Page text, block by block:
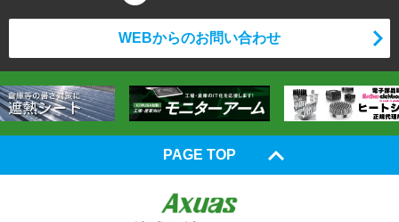
WEBからのお問い合わせ
PAGE TOP